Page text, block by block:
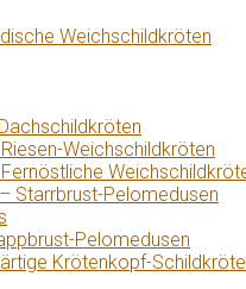
Weichschildkröten
Weichschildkröten
Starrbrust-Pelomedusen
Pelomedusen
Krötenkopf-